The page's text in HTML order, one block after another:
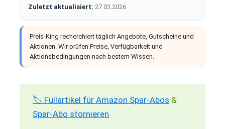
Zuletzt aktualisiert: 27.03.2026
Preis-King recherchiert täglich Angebote, Gutscheine und
Aktionen. Wir prüfen Preise, Verfügbarkeit und
Aktionsbedingungen nach bestem Wissen.
🏷️ Füllartikel für Amazon Spar-Abos &
Spar-Abo stornieren